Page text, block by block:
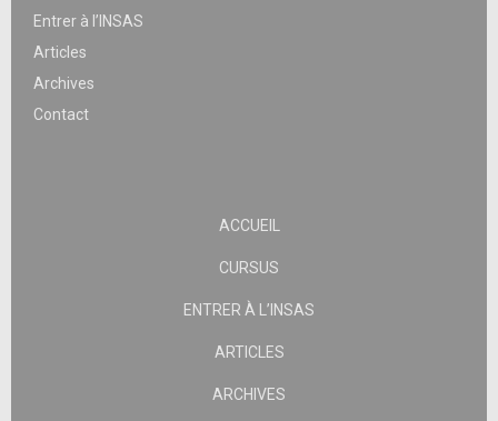
Entrer à l’INSAS
Articles
Archives
Contact
ACCUEIL
CURSUS
ENTRER À L’INSAS
ARTICLES
ARCHIVES